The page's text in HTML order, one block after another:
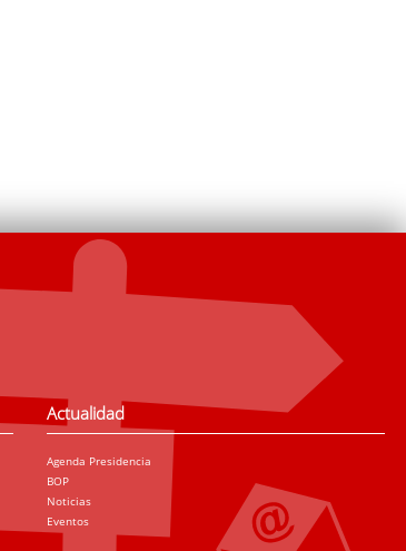
Actualidad
Agenda Presidencia
BOP
Noticias
Eventos